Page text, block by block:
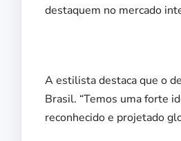
destaquem no mercado
A estilista destaca que o
Brasil. “Temos uma forte
reconhecido e projetado